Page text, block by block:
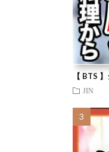
【 BTS
JIN